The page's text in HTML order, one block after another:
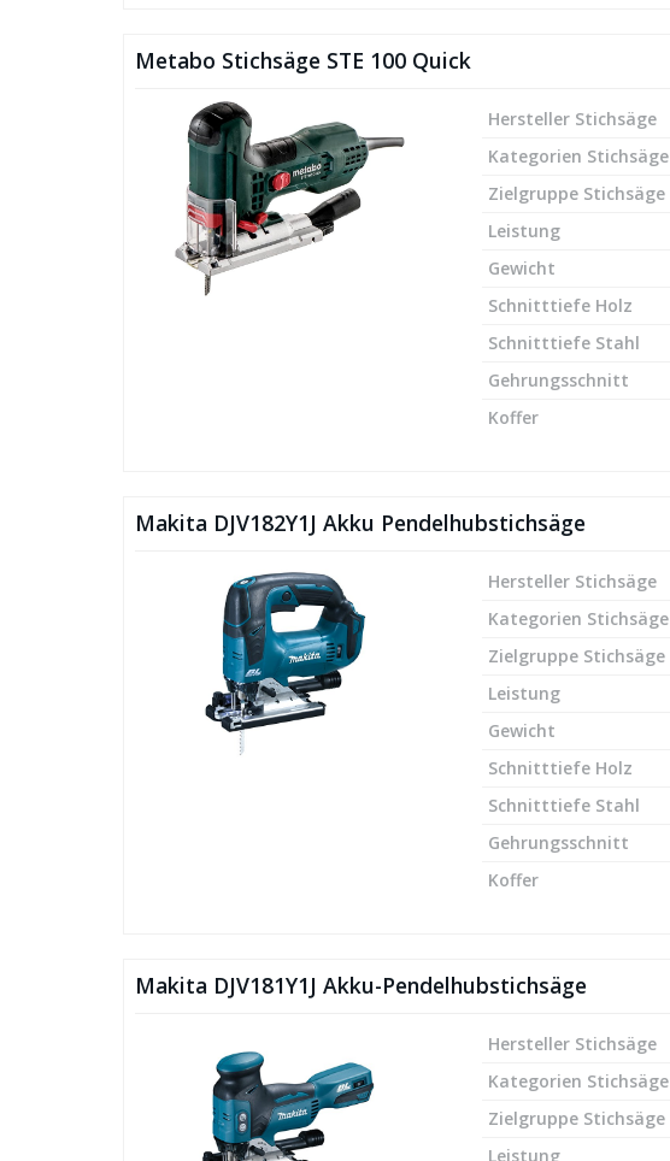
Metabo Stichsäge STE 100 Quick
Hersteller Stichsäge
Kategorien Stichsäge
Zielgruppe Stichsäge
Leistung
Gewicht
Schnitttiefe Holz
Schnitttiefe Stahl
Gehrungsschnitt
Koffer
Makita DJV182Y1J Akku Pendelhubstichsäge
Hersteller Stichsäge
Kategorien Stichsäge
Zielgruppe Stichsäge
Leistung
Gewicht
Schnitttiefe Holz
Schnitttiefe Stahl
Gehrungsschnitt
Koffer
Makita DJV181Y1J Akku-Pendelhubstichsäge
Hersteller Stichsäge
Kategorien Stichsäge
Zielgruppe Stichsäge
Leistung